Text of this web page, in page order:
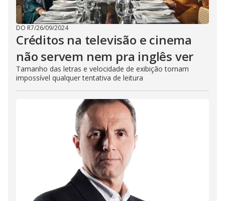
DO R7/26/09/2024
Créditos na televisão e cinema
não servem nem pra inglês ver
Tamanho das letras e velocidade de exibição tornam
impossível qualquer tentativa de leitura